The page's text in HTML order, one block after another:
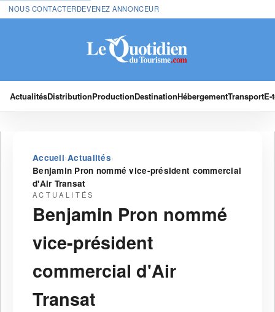
NOUS CONTACTERDEVENEZ ANNONCEUR
ActualitésDistributionProductionDestinationHébergementTransport
Accueil›Actualités›
Benjamin Pron nommé vice-président commercial
d'Air Transat
ACTUALITÉS
Benjamin Pron nommé
vice-président
commercial d'Air
Transat